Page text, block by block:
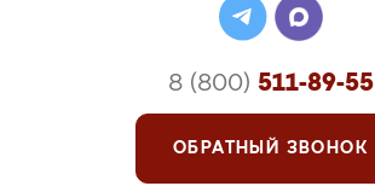
8 (800) 511-89-55
ОБРАТНЫЙ ЗВОНОК